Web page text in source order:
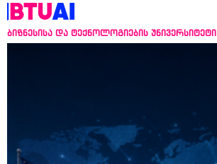
ბიზნესისა და ტექნოლოგიების უნივერსიტეტი